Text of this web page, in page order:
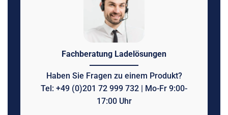
Fachberatung Ladelösungen
Haben Sie Fragen zu einem Produkt?
Tel: +49 (0)201 72 999 732 | Mo-Fr 9:00-
17:00 Uhr